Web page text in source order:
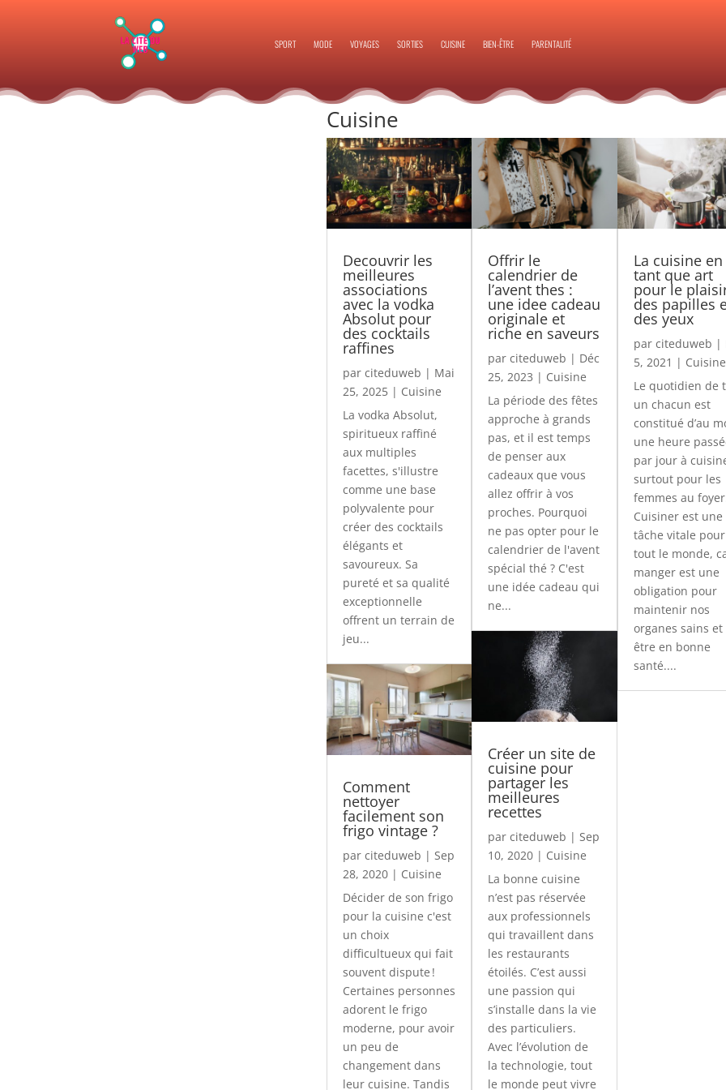
SPORT MODE VOYAGES SORTIES CUISINE BIEN-ÊTRE PARENTALITÉ
Cuisine
Decouvrir les
meilleures
associations
avec la vodka
Absolut pour
des cocktails
raffines
parciteduweb | Mai
25, 2025 | Cuisine
La vodka Absolut,
spiritueux raffiné
aux multiples
facettes, s'illustre
comme une base
polyvalente pour
créer des cocktails
élégants et
savoureux. Sa
pureté et sa qualité
exceptionnelle
offrent un terrain de
jeu...
Comment
nettoyer
facilement son
frigo vintage ?
parciteduweb |Sep
28, 2020 | Cuisine
Décider de son frigo
pour la cuisine c'est
un choix
difficultueux qui fait
souvent dispute !
Certaines personnes
adorent le frigo
moderne, pour avoir
un peu de
changement dans
leur cuisine. Tandis
Offrir le
calendrier de
l’avent thes :
une idee cadeau
originale et
riche en saveurs
parciteduweb | Déc
25, 2023 | Cuisine
La période des fêtes
approche à grands
pas, et il est temps
de penser aux
cadeaux que vous
allez offrir à vos
proches. Pourquoi
ne pas opter pour le
calendrier de l'avent
spécial thé ? C'est
une idée cadeau qui
ne...
Créer un site de
cuisine pour
partager les
meilleures
recettes
parciteduweb |Sep
10, 2020 | Cuisine
La bonne cuisine
n’est pas réservée
aux professionnels
qui travaillent dans
les restaurants
étoilés. C’est aussi
une passion qui
s’installe dans la vie
des particuliers.
Avec l’évolution de
la technologie, tout
le monde peut vivre
La cuisine en
tant que art
pour le
des papilles
des yeux
par citeduweb |
5, 2021 | Cuisine
Le quotidien de
un chacun est
constitué d’au
une heure
par jour à
surtout pour les
femmes au
Cuisiner est une
tâche vitale pour
tout le monde,
manger est une
obligation pour
maintenir nos
organes sains et
être en bonne
santé....